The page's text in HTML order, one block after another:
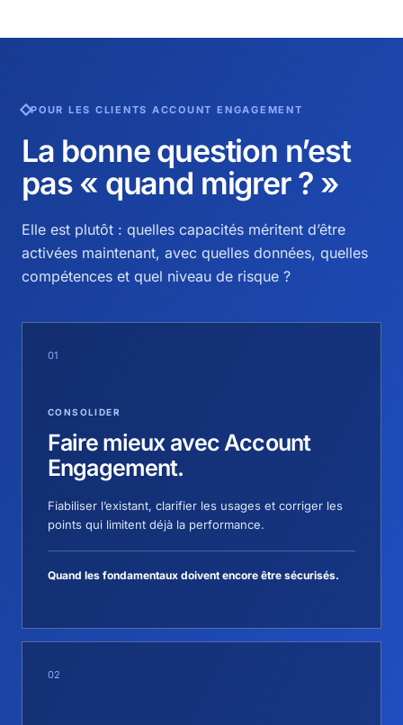
POUR LES CLIENTS ACCOUNT ENGAGEMENT
La bonne question n’est
pas « quand migrer ? »
Elle est plutôt : quelles capacités méritent d’être
activées maintenant, avec quelles données, quelles
compétences et quel niveau de risque ?
01
CONSOLIDER
Faire mieux avec Account
Engagement.
Fiabiliser l’existant, clarifier les usages et corriger les
points qui limitent déjà la performance.
Quand les fondamentaux doivent encore être sécurisés.
02